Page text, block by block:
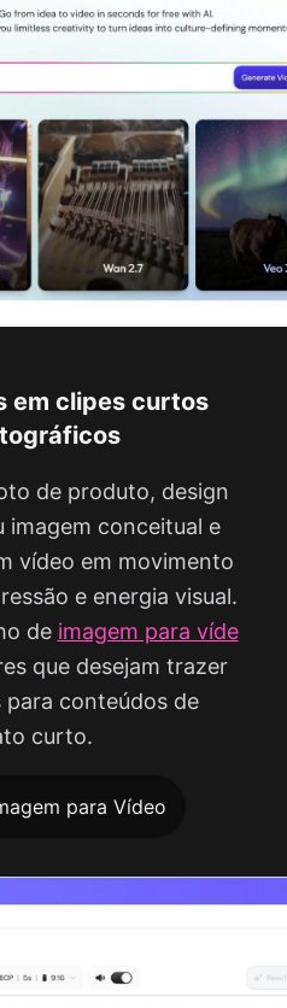
em clipes curtos
de produto, design
imagem conceitual e
vídeo em movimento
e energia visual.
de imagem para víde
que desejam trazer
para conteúdos de
curto.
para Vídeo